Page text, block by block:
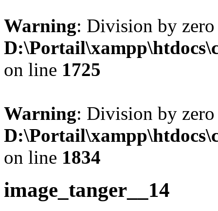
Warning: Division by
on line 1725
Warning: Division by
on line 1834
image_tanger__14